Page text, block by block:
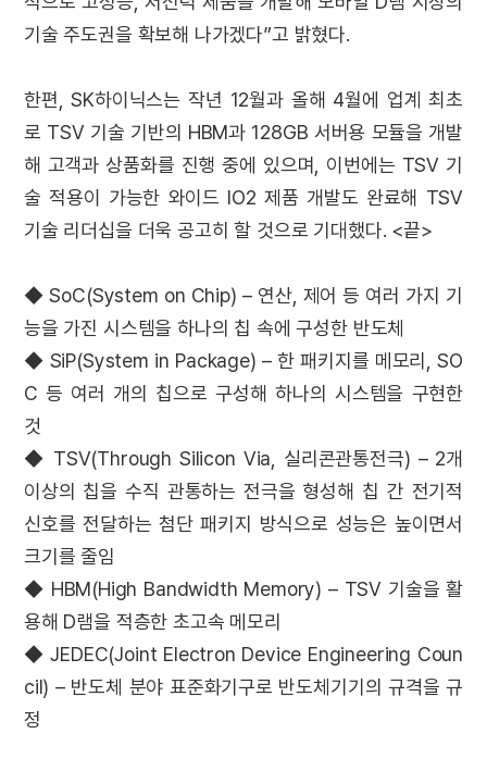
기술 주도권을 확보해 나가겠다”고 밝혔다.
한편, SK하이닉스는 작년 12월과 올해 4월에 업계 최초
로 TSV 기술 기반의 HBM과 128GB 서버용 모듈을 개발
해 고객과 상품화를 진행 중에 있으며, 이번에는 TSV 기
술 적용이 가능한 와이드 IO2 제품 개발도 완료해 TSV
기술 리더십을 더욱 공고히 할 것으로 기대했다. <끝>
◆ SoC(System on Chip) – 연산, 제어 등 여러 가지 기
능을 가진 시스템을 하나의 칩 속에 구성한 반도체
◆ SiP(System in Package) – 한 패키지를 메모리, SO
C 등 여러 개의 칩으로 구성해 하나의 시스템을 구현한
것
◆ TSV(Through Silicon Via, 실리콘관통전극) – 2개
이상의 칩을 수직 관통하는 전극을 형성해 칩 간 전기적
신호를 전달하는 첨단 패키지 방식으로 성능은 높이면서
크기를 줄임
◆ HBM(High Bandwidth Memory) – TSV 기술을 활
용해 D램을 적층한 초고속 메모리
◆ JEDEC(Joint Electron Device Engineering Coun
cil) – 반도체 분야 표준화기구로 반도체기기의 규격을 규
정